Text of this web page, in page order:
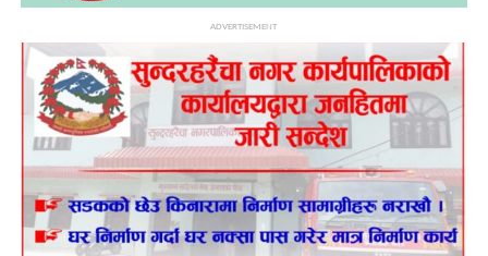
ADVERTISEMENT